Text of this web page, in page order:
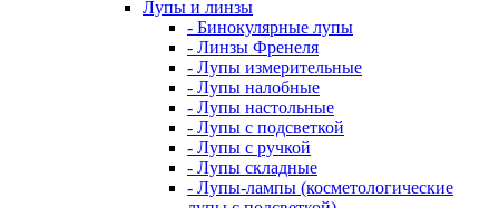
Лупы и линзы
- Бинокулярные лупы
- Линзы Френеля
- Лупы измерительные
- Лупы налобные
- Лупы настольные
- Лупы с подсветкой
- Лупы с ручкой
- Лупы складные
- Лупы-лампы (косметологические